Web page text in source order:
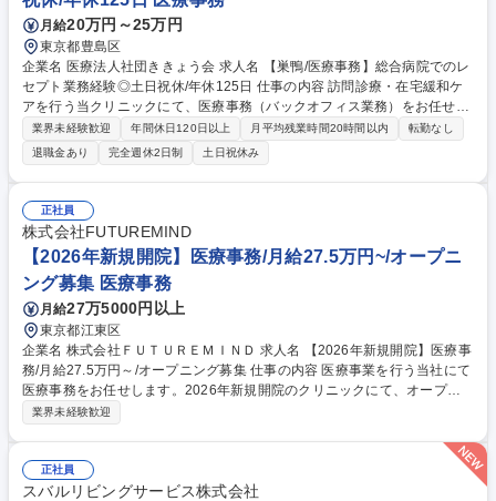
月給20万円～25万円
東京都豊島区
企業名 医療法人社団ききょう会 求人名 【巣鴨/医療事務】総合病院でのレ
セプト業務経験◎土日祝休/年休125日 仕事の内容 訪問診療・在宅緩和ケ
アを行う当クリニックにて、医療事務（バックオフィス業務）をお任せい
たします。外来受付のような対面対応は原則なく、レセプトや請求業務に
集中できる環境です。 ■在宅医療に関わるレセプト業務（作成・点検・請
求） ■電子カルテ（モバカル・オルカ）の入力・処理 ■診療費請求書作
成、電話対応（連携先・患者様）、一般事務 ■運転業務や訪問同行はあり
ません。 ※外来のみの経験者も歓迎。入社後は先輩社員がOJTで丁寧に指
導するため、訪問診療独自の算定ルールも着実に習得可能です。 募集職種
【巣鴨/医療事務】総合病院でのレセプト業務経験◎土日祝休/年休125日
業界未経験歓迎 年間休日120日以上 月平均残業時間20時間以内
転勤なし
退職金あり
完全週休2日制 土日祝休み
正社員
株式会社FUTUREMIND
【2026年新規開院】医療事務/月給27.5万円~/オープニ
ング募集 医療事務
月給27万5000円以上
東京都江東区
企業名 株式会社ＦＵＴＵＲＥＭＩＮＤ 求人名 【2026年新規開院】医療事
務/月給27.5万円～/オープニング募集 仕事の内容 医療事業を行う当社にて
医療事務をお任せします。2026年新規開院のクリニックにて、オープニ
ングスタッフとして受付や会計、レセプト業務に加え、クリニックづくり
付・会計・患者様対応 ■レセプト(診療報酬明細書)の作成・点検業務 ■電
子カルテの入力・管理業務 ■新規開院に伴う備品管理やオペレーションの
構築 ■その他、クリニック運営に関わる事務全般 募集職種 【2026年新規
業界未経験歓迎
正社員
スバルリビングサービス株式会社